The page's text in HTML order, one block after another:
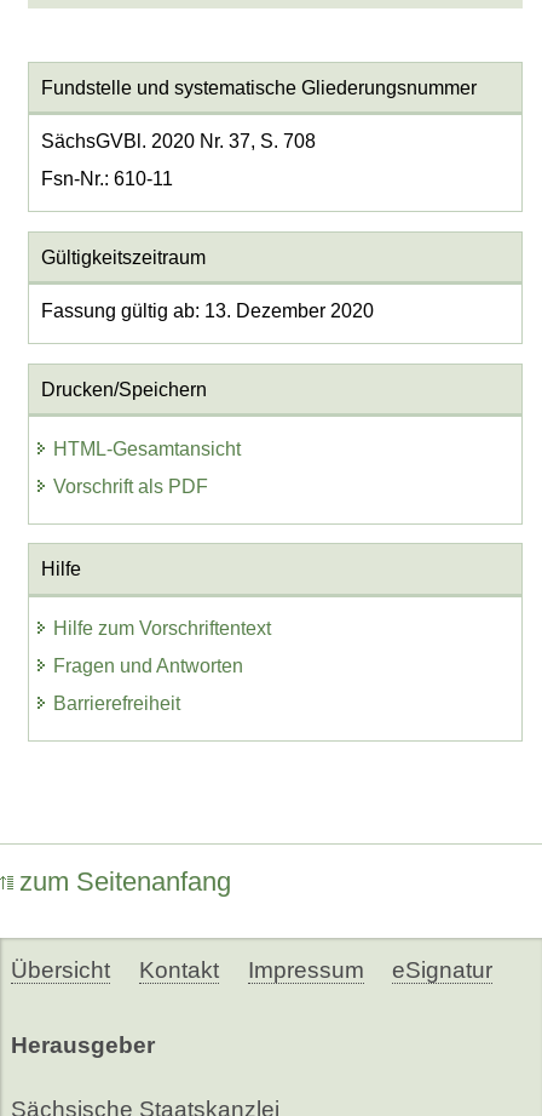
Fundstelle und systematische Gliederungsnummer
SächsGVBl. 2020 Nr. 37, S. 708
Fsn-Nr.: 610-11
Gültigkeitszeitraum
Fassung gültig ab: 13. Dezember 2020
Drucken/Speichern
HTML-Gesamtansicht
Vorschrift als PDF
Hilfe
Hilfe zum Vorschriftentext
Fragen und Antworten
Barrierefreiheit
zum Seitenanfang
Übersicht Kontakt Impressum eSignatur
Herausgeber
Sächsische Staatskanzlei